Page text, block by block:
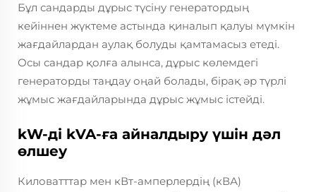
Бұл сандарды дұрыс түсіну генератордың
кейіннен жүктеме астында қиналып қалуы мүмкін
жағдайлардан аулақ болуды қамтамасыз етеді.
Осы сандар қолға алынса, дұрыс көлемдегі
генераторды таңдау оңай болады, бірақ әр түрлі
жұмыс жағдайларында дұрыс жұмыс істейді.
kW-ді kVA-ға айналдыру үшін дәл
өлшеу
Киловатттар мен кВт-амперлердің (кВА)